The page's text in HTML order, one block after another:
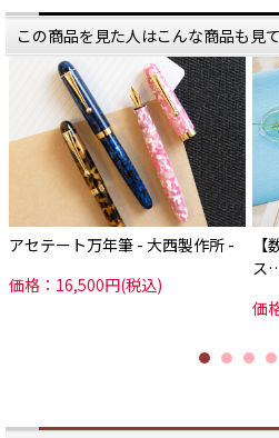
年齢や性別問わず、
プレゼントとしても喜ばれる逸品で
す。
昔ながらの手作り製法で
生み出される筆記具には、
どんな想いやこだわりが
込められているのでしょうか。
———
大西製作所は、2010年に設立して
今年で13年目を迎えます。
創業当時、大西さんはなんと68歳！
この年齢から一念発起して
会社を立ち上げるというのは、
なかなか大変そうですが…。
「15歳で業界に入って、
それからずっと筆記具の世界に
大西さんはたいしたことないように
本当に好きじゃないと
年
プ
す
昔
生
ど
込
大
今
創
こ
「
携
生
本
この商品を見た人はこんな商品も見
アセテート万年筆 - 大西製作所 -
価格：16,500円(税込)
ス
価